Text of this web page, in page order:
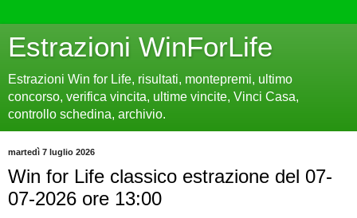
Estrazioni WinForLife
Estrazioni Win for Life, risultati, montepremi, ultimo
concorso, verifica vincita, ultime vincite, Vinci Casa,
controllo schedina, archivio.
martedì 7 luglio 2026
Win for Life classico estrazione del 07-
07-2026 ore 13:00